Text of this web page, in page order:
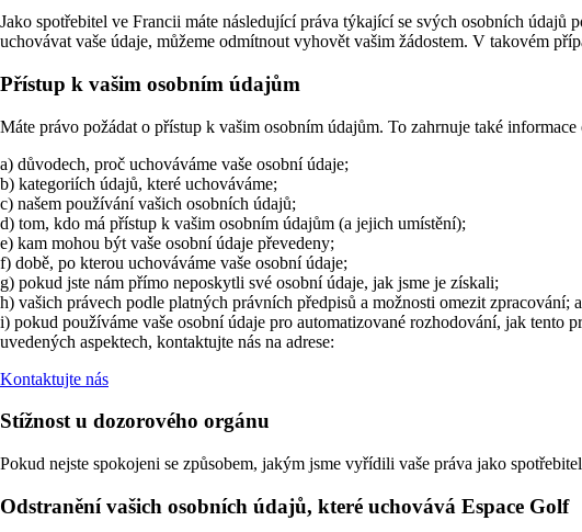
Jako spotřebitel ve Francii máte následující práva týkající se svých osobních
uchovávat vaše údaje, můžeme odmítnout vyhovět vašim žádostem. V takovém
Přístup k vašim osobním údajům
Máte právo požádat o přístup k vašim osobním údajům. To zahrnuje také informace
a) důvodech, proč uchováváme vaše osobní údaje;
b) kategoriích údajů, které uchováváme;
c) našem používání vašich osobních údajů;
d) tom, kdo má přístup k vašim osobním údajům (a jejich umístění);
e) kam mohou být vaše osobní údaje převedeny;
f) době, po kterou uchováváme vaše osobní údaje;
g) pokud jste nám přímo neposkytli své osobní údaje, jak jsme je získali;
h) vašich právech podle platných právních předpisů a možnosti omezit zpracování; a
i) pokud používáme vaše osobní údaje pro automatizované rozhodování, jak tento
uvedených aspektech, kontaktujte nás na adrese:
Kontaktujte nás
Stížnost u dozorového orgánu
Pokud nejste spokojeni se způsobem, jakým jsme vyřídili vaše práva jako
Odstranění vašich osobních údajů, které uchovává Espace Golf